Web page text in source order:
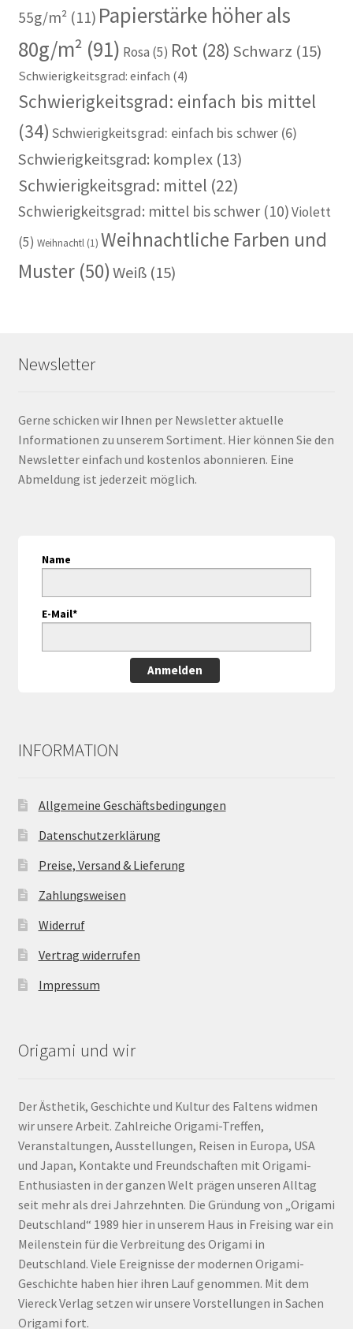
55g/m²(11) Papierstärke höher als
80g/m² (91) Rosa (5) Rot (28) Schwarz (15)
Schwierigkeitsgrad: einfach (4)
Schwierigkeitsgrad: einfach bis mittel
(34) Schwierigkeitsgrad: einfach bis schwer(6)
Schwierigkeitsgrad: komplex(13)
Schwierigkeitsgrad: mittel (22)
Schwierigkeitsgrad: mittel bis schwer(10)Violett
(5) Weihnachtl(1) Weihnachtliche Farben und
Muster(50)Weiß(15)
Newsletter
Gerne schicken wir Ihnen per Newsletter aktuelle
Informationen zu unserem Sortiment. Hier können Sie den
Newsletter einfach und kostenlos abonnieren. Eine
Abmeldung ist jederzeit möglich.
Name
E-Mail*
Anmelden
INFORMATION
Allgemeine Geschäftsbedingungen
Datenschutzerklärung
Preise, Versand & Lieferung
Zahlungsweisen
Widerruf
Vertrag widerrufen
Impressum
Origami und wir
Der Ästhetik, Geschichte und Kultur des Faltens widmen
wir unsere Arbeit. Zahlreiche Origami-Treffen,
Veranstaltungen, Ausstellungen, Reisen in Europa, USA
und Japan, Kontakte und Freundschaften mit Origami-
Enthusiasten in der ganzen Welt prägen unseren Alltag
seit mehr als drei Jahrzehnten. Die Gründung von „Origami
Deutschland“ 1989 hier in unserem Haus in Freising war ein
Meilenstein für die Verbreitung des Origami in
Deutschland. Viele Ereignisse der modernen Origami-
Geschichte haben hier ihren Lauf genommen. Mit dem
Viereck Verlag setzen wir unsere Vorstellungen in Sachen
Origami fort.